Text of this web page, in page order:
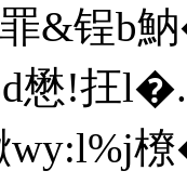
罪&锃
!抂l�.